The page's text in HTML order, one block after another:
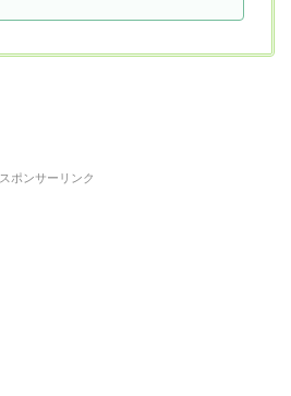
スポンサーリンク